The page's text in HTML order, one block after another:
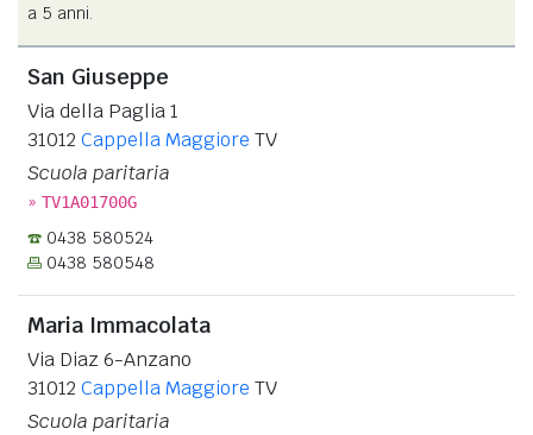
a 5 anni.
San Giuseppe
Via della Paglia 1
31012 Cappella Maggiore TV
Scuola paritaria
» TV1A01700G
0438 580524
0438 580548
Maria Immacolata
Via Diaz 6-Anzano
31012 Cappella Maggiore TV
Scuola paritaria